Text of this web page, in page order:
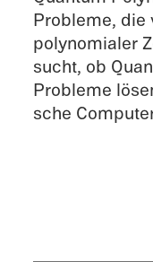
Probleme, die
polyno­mia­ler
sucht, ob
Probleme
sche